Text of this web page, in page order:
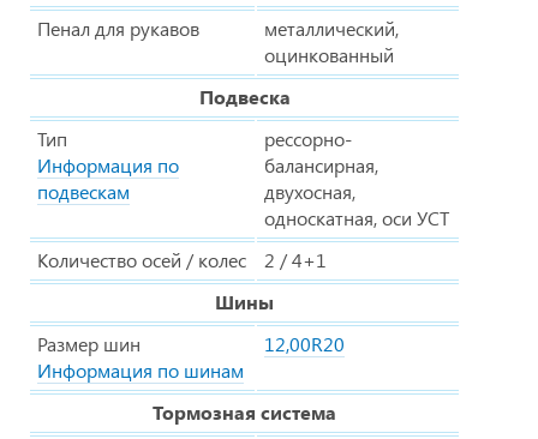
Пенал для рукавов
металлический,
оцинкованный
Подвеска
Тип
Информация по
подвескам
рессорно-
балансирная,
двухосная,
односкатная, оси УСТ
Количество осей / колес
2 / 4+1
Шины
Размер шин
Информация по шинам
12,00R20
Тормозная система